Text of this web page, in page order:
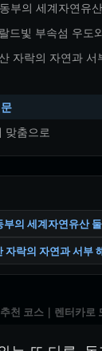
부의 세계자연유
드빛 부속섬 우도
자락의 자연과 서
맞춤으로
부의 세계자연유산
자락의 자연과 서부
천 코스｜렌터카로